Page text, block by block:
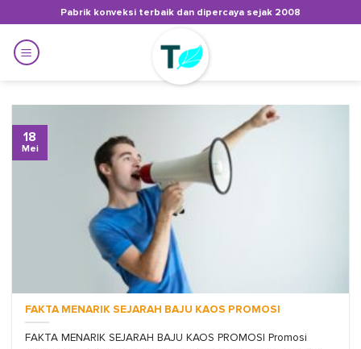
to
content
Pabrik konveksi terbaik dan dipercaya sejak 2008
FAKTA MENARIK SEJARAH BAJU KAOS PROMOSI
FAKTA MENARIK SEJARAH BAJU KAOS PROMOSI Promosi
18
Mei